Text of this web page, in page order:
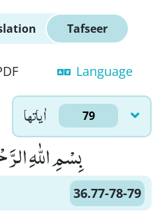
Tafseer
Language
اٰياتها 79
بِسْمِ اللّٰهِ
36.77-78-79